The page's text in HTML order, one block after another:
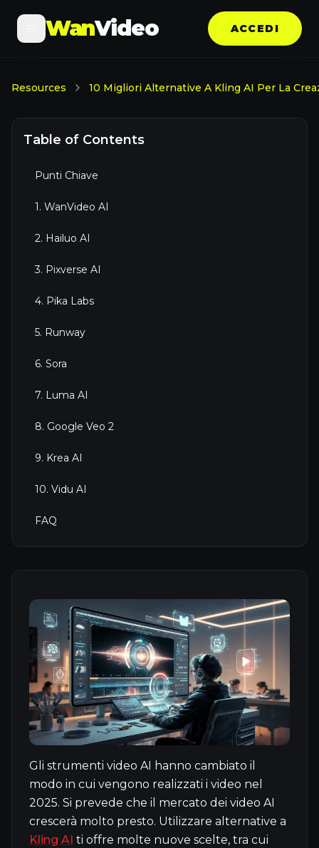
WanVideo ACCEDI
Resources 10 Migliori Alternative A Kling AI Per La
Table of Contents
Punti Chiave
1. WanVideo AI
2. Hailuo AI
3. Pixverse AI
4. Pika Labs
5. Runway
6. Sora
7. Luma AI
8. Google Veo 2
9. Krea AI
10. Vidu AI
FAQ
Gli strumenti video AI hanno cambiato il
modo in cui vengono realizzati i video nel
2025. Si prevede che il mercato dei video AI
crescerà molto presto. Utilizzare alternative a
Kling AI ti offre molte nuove scelte, tra cui